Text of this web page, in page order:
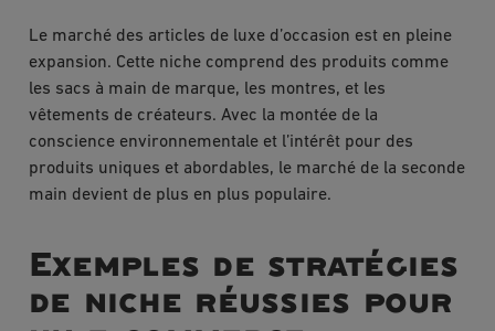
Le marché des articles de luxe d’occasion est en pleine
expansion. Cette niche comprend des produits comme
les sacs à main de marque, les montres, et les
vêtements de créateurs. Avec la montée de la
conscience environnementale et l’intérêt pour des
produits uniques et abordables, le marché de la seconde
main devient de plus en plus populaire.
Exemples de stratégies
de niche réussies pour